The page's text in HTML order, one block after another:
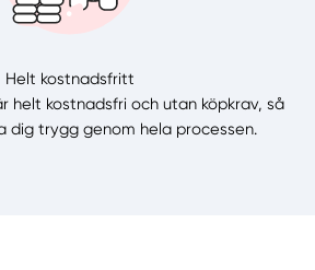
Helt kostnadsfritt
helt kostnadsfri och utan köpkrav, så
dig trygg genom hela processen.